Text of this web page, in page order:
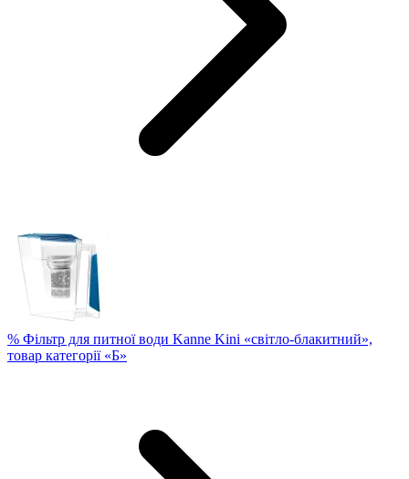
% Фільтр для питної води Kanne Kini «світло-блакитний»,
товар категорії «Б»